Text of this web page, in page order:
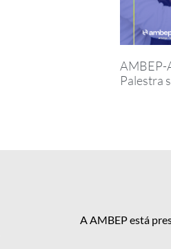
AMBEP-
Palestra
A AMBEP está